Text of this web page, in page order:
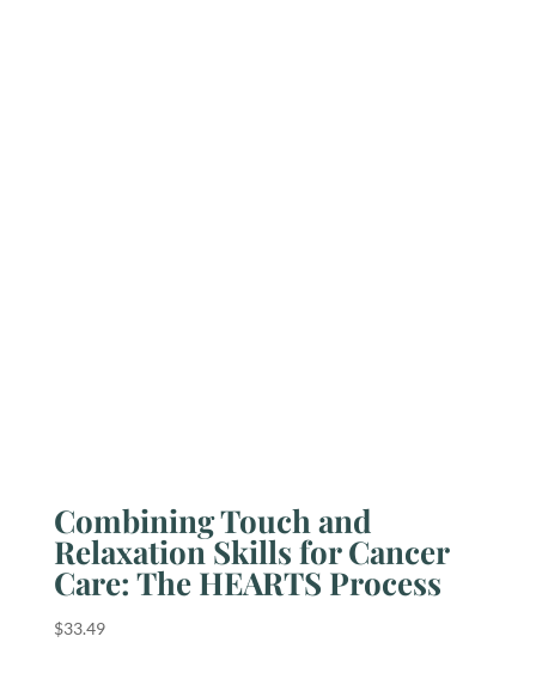
Combining Touch and
Relaxation Skills for Cancer
Care: The HEARTS Process
$33.49